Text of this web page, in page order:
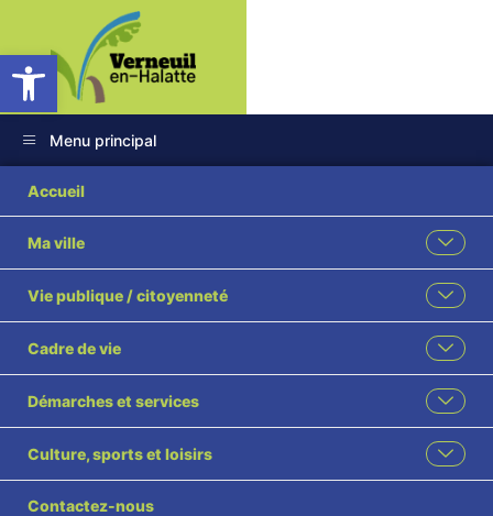
Ouvrir la barre d’outils
Menu principal
Accueil
Ma ville
Vie publique / citoyenneté
Cadre de vie
Démarches et services
Culture, sports et loisirs
Contactez-nous